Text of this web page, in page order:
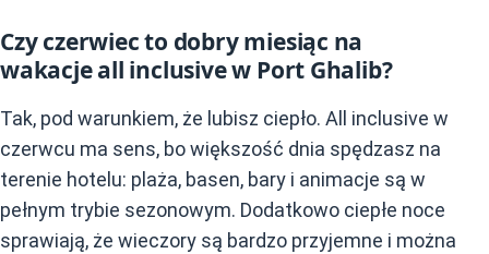
Czy czerwiec to dobry miesiąc na
wakacje all inclusive w Port Ghalib?
Tak, pod warunkiem, że lubisz ciepło. All inclusive w
czerwcu ma sens, bo większość dnia spędzasz na
terenie hotelu: plaża, basen, bary i animacje są w
pełnym trybie sezonowym. Dodatkowo ciepłe noce
sprawiają, że wieczory są bardzo przyjemne i można